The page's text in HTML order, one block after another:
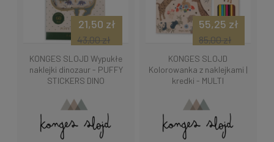
KONGES SLOJD Wypukłe
naklejki dinozaur - PUFFY
STICKERS DINO
21,50 zł
43,00 zł
KONGES SLOJD
Kolorowanka z naklejkami |
kredki - MULTI
55,25 zł
85,00 zł